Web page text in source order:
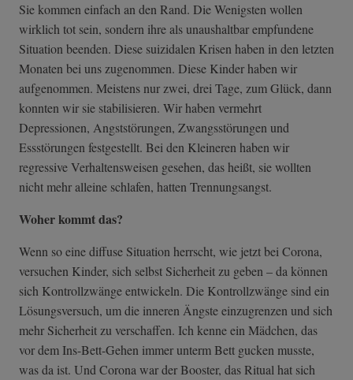
Sie kommen einfach an den Rand. Die Wenigsten wollen
wirklich tot sein, sondern ihre als unaushaltbar empfundene
Situation beenden. Diese suizidalen Krisen haben in den letzten
Monaten bei uns zugenommen. Diese Kinder haben wir
aufgenommen. Meistens nur zwei, drei Tage, zum Glück, dann
konnten wir sie stabilisieren. Wir haben vermehrt
Depressionen, Angststörungen, Zwangsstörungen und
Essstörungen festgestellt. Bei den Kleineren haben wir
regressive Verhaltensweisen gesehen, das heißt, sie wollten
nicht mehr alleine schlafen, hatten Trennungsangst.
Woher kommt das?
Wenn so eine diffuse Situation herrscht, wie jetzt bei Corona,
versuchen Kinder, sich selbst Sicherheit zu geben – da können
sich Kontrollzwänge entwickeln. Die Kontrollzwänge sind ein
Lösungsversuch, um die inneren Ängste einzugrenzen und sich
mehr Sicherheit zu verschaffen. Ich kenne ein Mädchen, das
vor dem Ins-Bett-Gehen immer unterm Bett gucken musste,
was da ist. Und Corona war der Booster, das Ritual hat sich